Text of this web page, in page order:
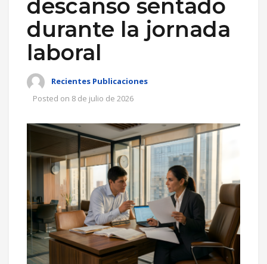
descanso sentado
durante la jornada
laboral
Recientes Publicaciones
Posted on 8 de julio de 2026